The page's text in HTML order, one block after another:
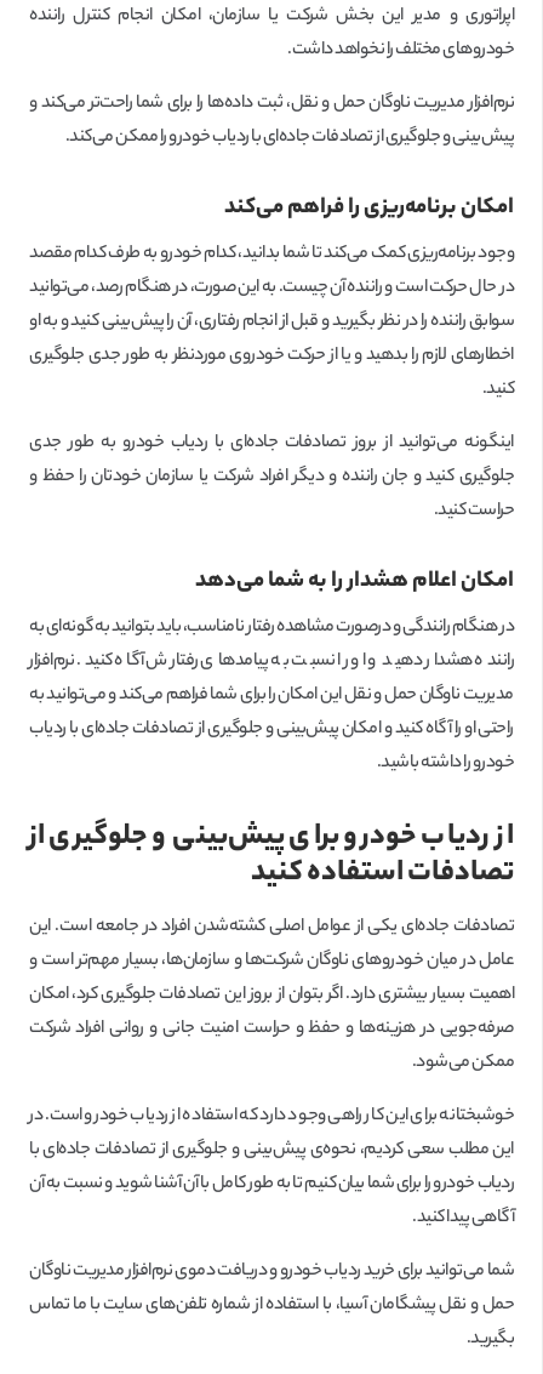
اپراتوری و مدیر این بخش شرکت یا سازمان، امکان انجام کنترل راننده
خودروهای مختلف را نخواهد داشت.
نرم‌افزار مدیریت ناوگان حمل و نقل، ثبت داده‌ها را برای شما راحت‌تر می‌کند و
پیش‌بینی و جلوگیری از تصادفات جاده‌ای با ردیاب خودرو را ممکن می‌کند.
امکان برنامه‌ریزی را فراهم می‌کند
وجود برنامه‌ریزی کمک می‌کند تا شما بدانید، کدام خودرو به طرف کدام مقصد
در حال حرکت است و راننده آن چیست. به این صورت، در هنگام رصد، می‌توانید
سوابق راننده را در نظر بگیرید و قبل از انجام رفتاری، آن را پیش‌بینی کنید و به او
اخطارهای لازم را بدهید و یا از حرکت خودروی موردنظر به طور جدی جلوگیری
کنید.
اینگونه می‌توانید از بروز تصادفات جاده‌ای با ردیاب خودرو به طور جدی
جلوگیری کنید و جان راننده و دیگر افراد شرکت یا سازمان خودتان را حفظ و
حراست کنید.
امکان اعلام هشدار را به شما می‌دهد
در هنگام رانندگی و درصورت مشاهده رفتار نامناسب، باید بتوانید به گونه‌ای به
راننده هشدار دهید و او را نسبت به پیامدهای رفتارش آگاه کنید. نرم‌افزار
مدیریت ناوگان حمل و نقل این امکان را برای شما فراهم می‌کند و می‌توانید به
راحتی او را آگاه کنید و امکان پیش‌بینی و جلوگیری از تصادفات جاده‌ای با ردیاب
خودرو را داشته باشید.
از ردیاب خودرو برای پیش‌بینی و جلوگیری از
تصادفات استفاده کنید
تصادفات جاده‌ای یکی از عوامل اصلی کشته‌شدن افراد در جامعه است. این
عامل در میان خودروهای ناوگان شرکت‌ها و سازمان‌ها، بسیار مهم‌تر است و
اهمیت بسیار بیشتری دارد. اگر بتوان از بروز این تصادفات جلوگیری کرد، امکان
صرفه‌جویی در هزینه‌ها و حفظ و حراست امنیت جانی و روانی افراد شرکت
ممکن می‌شود.
خوشبختانه برای این کار راهی وجود دارد که استفاده از ردیاب خودرو است. در
این مطلب سعی کردیم، نحوه‌ی پیش‌بینی و جلوگیری از تصادفات جاده‌ای با
ردیاب خودرو را برای شما بیان کنیم تا به طور کامل با آن آشنا شوید و نسبت به آن
آگاهی پیدا کنید.
شما می‌توانید برای خرید ردیاب خودرو و دریافت دموی نرم‌افزار مدیریت ناوگان
حمل و نقل پیشگامان آسیا، با‌ استفاده از شماره تلفن‌های سایت با ما تماس
بگیرید.